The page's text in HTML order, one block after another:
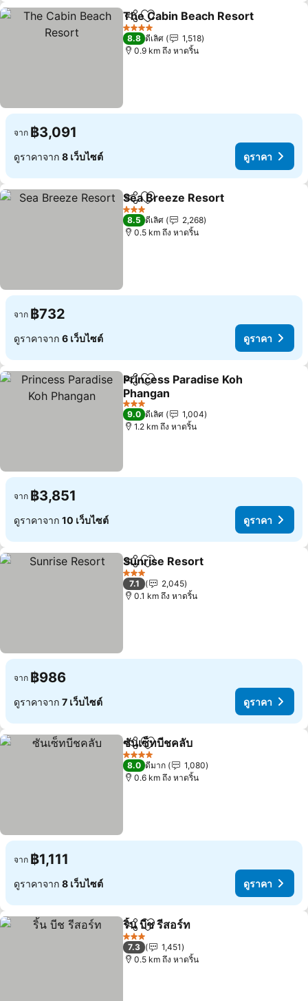
แชร์ เพิ่มในรายการโปรด
The Cabin Beach Resort
4 ดาว
8.8 ดีเลิศ
1,518
0.9 km ถึง หาดริ้น
จาก ฿3,091
ดูราคาจาก 8 เว็บไซต์ ดูราคา
แชร์ เพิ่มในรายการโปรด
Sea Breeze Resort
3 ดาว
8.5 ดีเลิศ
2,268
0.5 km ถึง หาดริ้น
จาก ฿732
ดูราคาจาก 6 เว็บไซต์ ดูราคา
แชร์ เพิ่มในรายการโปรด
Princess Paradise Koh
Phangan
3 ดาว
9.0 ดีเลิศ
1,004
1.2 km ถึง หาดริ้น
จาก ฿3,851
ดูราคาจาก 10 เว็บไซต์ ดูราคา
แชร์ เพิ่มในรายการโปรด
Sunrise Resort
3 ดาว
7.1
2,045
0.1 km ถึง หาดริ้น
จาก ฿986
ดูราคาจาก 7 เว็บไซต์ ดูราคา
แชร์ เพิ่มในรายการโปรด
ซันเซ็ทบีชคลับ
4 ดาว
8.0 ดีมาก
1,080
0.6 km ถึง หาดริ้น
จาก ฿1,111
ดูราคาจาก 8 เว็บไซต์ ดูราคา
แชร์ เพิ่มในรายการโปรด
ริ้น บีช รีสอร์ท
3 ดาว
7.3
1,451
0.5 km ถึง หาดริ้น